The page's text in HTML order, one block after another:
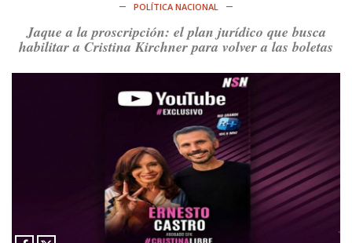
Consenso Patagónico
@PJCampana2022: Asumimos una nueva etapa en el
Partido Justicialista de Campana, con el orgullo de que el
Ver en X
POLÍTICA NACIONAL
Jaque a la proscripción: el plan jurídico que busca
habilitar a Cristina Kirchner para volver a las boletas